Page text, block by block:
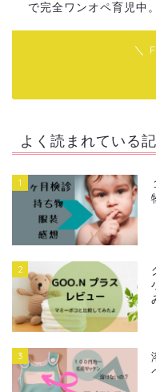
で完全ワンオペ育児中。
＼
よく読まれている
1
2
3